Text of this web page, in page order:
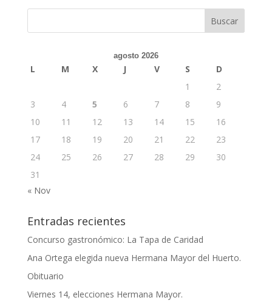
agosto 2026
L M X J V S
D
1
2
3
4 5 6 7 8
9
10
11 12 13 14 15
16
17
18 19 20 21 22
23
24
25 26 27 28 29
30
31
« Nov
Entradas recientes
Concurso gastronómico: La Tapa de Caridad
Ana Ortega elegida nueva Hermana Mayor del Huerto.
Obituario
Viernes 14, elecciones Hermana Mayor.